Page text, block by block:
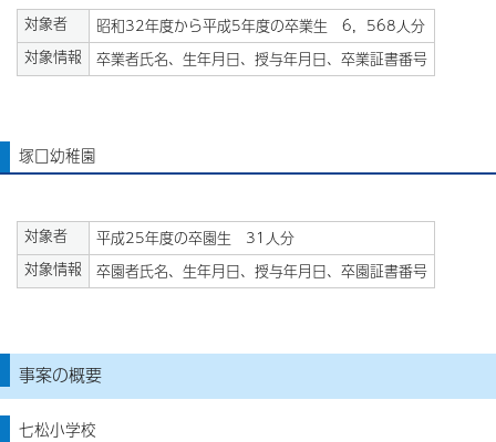
対象者
昭和32年度から平成5年度の卒業生 6，568人分
対象情報
卒業者氏名、生年月日、授与年月日、卒業証書番号
塚口幼稚園
対象者
平成25年度の卒園生 31人分
対象情報
卒園者氏名、生年月日、授与年月日、卒園証書番号
事案の概要
七松小学校